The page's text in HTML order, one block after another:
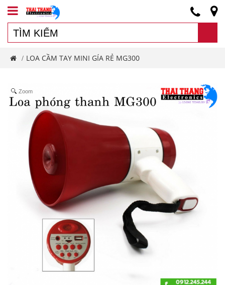
/ LOA CẦM TAY MINI GÍA RẺ MG300
Zoom